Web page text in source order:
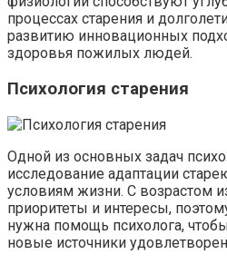
процессах старения и
развитию инновационных
здоровья пожилых людей.
Психология старения
Одной из основных задач
исследование адаптации
условиям жизни. С возрастом
приоритеты и интересы,
нужна помощь психолога,
новые источники